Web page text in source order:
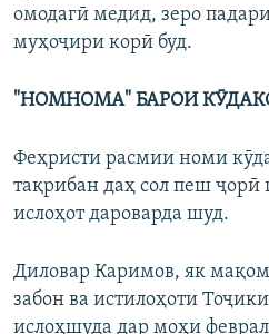
омодагӣ медид, зеро
муҳоҷири корӣ буд.
"НОМНОМА" БАРОИ
Феҳристи расмии номи
тақрибан даҳ сол пеш ҷорӣ
ислоҳот дароварда шуд.
Диловар Каримов, як
забон ва истилоҳоти
ислоҳшуда дар моҳи